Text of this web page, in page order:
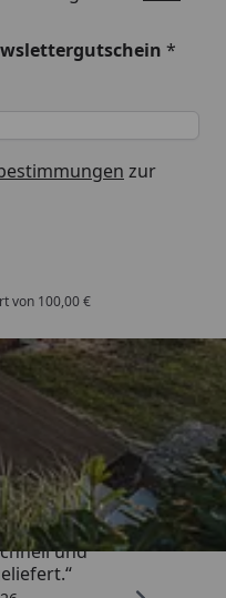
*
zur
von 100,00 €
/ 5
und